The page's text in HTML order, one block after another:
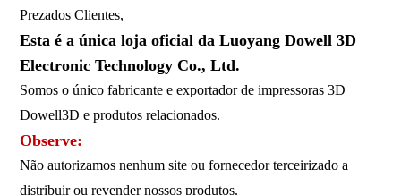
Prezados Clientes,
Esta é a única loja oficial da Luoyang Dowell 3D
Electronic Technology Co., Ltd.
Somos o único fabricante e exportador de impressoras 3D
Dowell3D e produtos relacionados.
Observe:
Não autorizamos nenhum site ou fornecedor terceirizado a
distribuir ou revender nossos produtos.